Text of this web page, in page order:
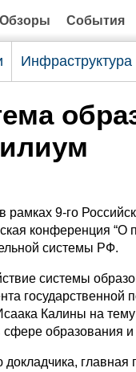
Обзоры События
Инфраструктура
рамках 9-го
конференция “О
системы РФ.
системы
государственной
Калины на
сфере образования
главная